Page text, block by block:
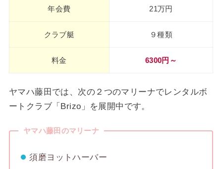
年会費 21万円
クラブ艇 ９種類
料金 6300円～
ヤマハ藤田では、次の２つのマリーナでレンタルボ
ートクラブ「Brizo」を展開中です。
ヤマハ藤田のマリーナ
須磨ヨットハーバー